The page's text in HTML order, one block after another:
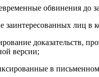
обвинения до
заинтересованных лиц в
доказательств,
версии;
в